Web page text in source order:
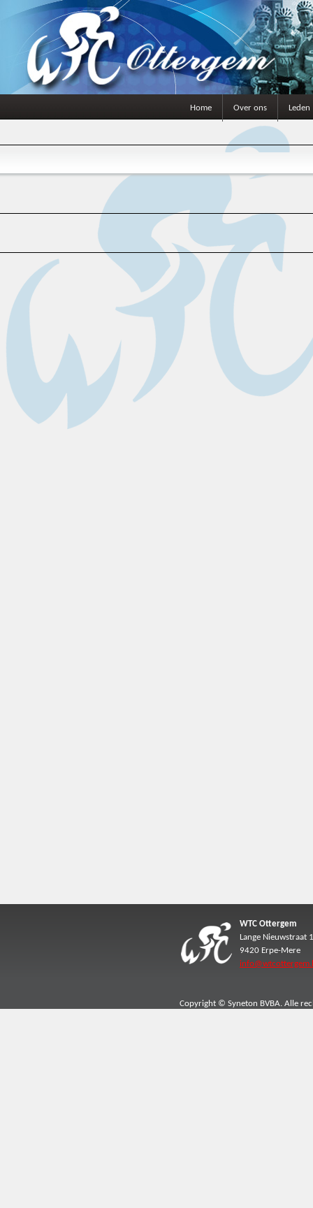
Home Over ons Leden
WTC Ottergem
Lange Nieuwstraat
9420 Erpe-Mere
Copyright © Syneton BVBA. Alle